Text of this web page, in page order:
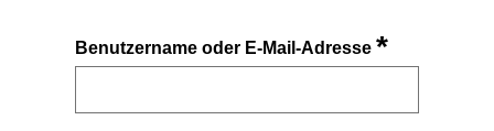
Benutzername oder E-Mail-Adresse*